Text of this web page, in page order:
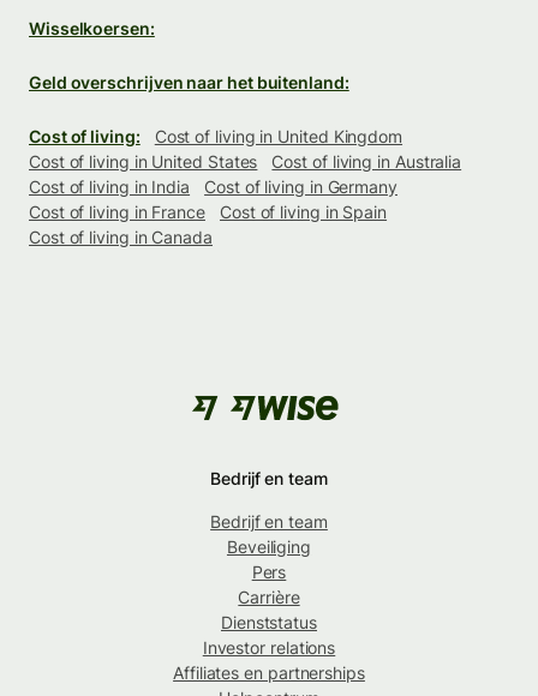
Wisselkoersen:
Geld overschrijven naar het buitenland:
Cost of living:
Cost of living in United Kingdom
Cost of living in United States
Cost of living in Australia
Cost of living in India
Cost of living in Germany
Cost of living in France
Cost of living in Spain
Cost of living in Canada
Bedrijf en team
Bedrijf en team
Beveiliging
Pers
Carrière
Dienststatus
Investor relations
Affiliates en partnerships